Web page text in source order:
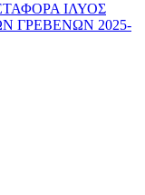
ΙΛΥΟΣ
ΓΡΕΒΕΝΩΝ 2025-